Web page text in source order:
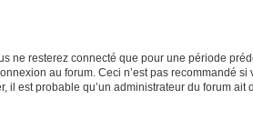
resterez connecté que pour une période
au forum. Ceci n’est pas recommandé
il est probable qu’un administrateur du forum ait